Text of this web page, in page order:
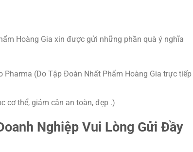
Hoàng Gia xin được gửi những phần quà ý nghĩa
(Do Tập Đoàn Nhất Phẩm Hoàng Gia trực tiếp
cơ thể, giảm cân an toàn, đẹp .)
Nghiệp Vui Lòng Gửi Đầy